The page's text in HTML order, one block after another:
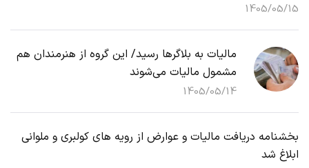
1405/05/15
مالیات به بلاگرها رسید/ این گروه از هنرمندان هم
مشمول مالیات می‌شوند
1405/05/14
بخشنامه دریافت مالیات و عوارض از رویه های کولبری و ملوانی
ابلاغ شد